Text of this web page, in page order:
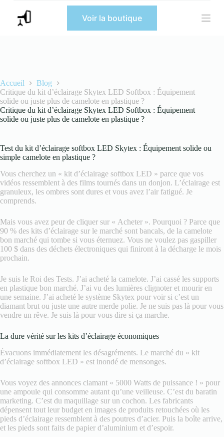
c
o
n
t
e
Voir la boutique
Accueil
Blog
Critique du kit d’éclairage Skytex LED Softbox : Équipement
solide ou juste plus de camelote en plastique ?
Critique du kit d’éclairage Skytex LED Softbox : Équipement
solide ou juste plus de camelote en plastique ?
Test du kit d’éclairage softbox LED Skytex : Équipement solide ou
simple camelote en plastique ?
Vous cherchez un « kit d’éclairage softbox LED » parce que vos
vidéos ressemblent à des films tournés dans un donjon. L’éclairage est
granuleux, les ombres sont dures et vous avez l’air fatigué. Je
comprends.
Mais vous avez peur de cliquer sur « Acheter ». Pourquoi ? Parce que
90 % des kits d’éclairage sur le marché sont bancals, de la camelote
bon marché qui tombe si vous éternuez. Vous ne voulez pas gaspiller
100 $ dans des déchets électroniques qui finiront à la décharge le mois
prochain.
Je suis le Roi des Tests. J’ai acheté la camelote. J’ai cassé les supports
en plastique bon marché. J’ai vu des lumières clignoter et mourir en
une semaine. J’ai acheté le système Skytex pour voir si c’est un
diamant brut ou juste une autre merde polie. Je ne suis pas là pour vous
vendre un rêve. Je suis là pour vous dire si ça marche.
La dure vérité sur les kits d’éclairage économiques
Évacuons immédiatement les désagréments. Le marché du « kit
d’éclairage softbox LED » est inondé de mensonges.
Vous voyez des annonces clamant « 5000 Watts de puissance ! » pour
une ampoule qui consomme autant qu’une veilleuse. C’est du baratin
marketing. C’est du maquillage sur un cochon. Les fabricants
dépensent tout leur budget en images de produits retouchées où les
pieds d’éclairage ressemblent à des poutres d’acier. Puis la boîte arrive,
et les pieds sont faits de papier d’aluminium et d’espoir.